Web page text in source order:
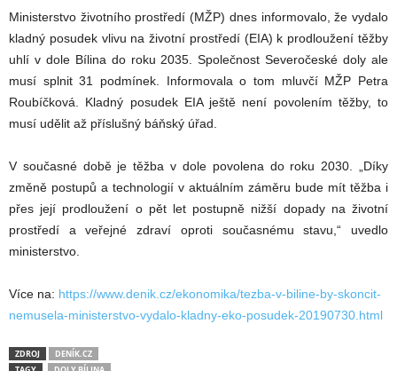
Ministerstvo životního prostředí (MŽP) dnes informovalo, že vydalo
kladný posudek vlivu na životní prostředí (EIA) k prodloužení těžby
uhlí v dole Bílina do roku 2035. Společnost Severočeské doly ale
musí splnit 31 podmínek. Informovala o tom mluvčí MŽP Petra
Roubíčková. Kladný posudek EIA ještě není povolením těžby, to
musí udělit až příslušný báňský úřad.
V současné době je těžba v dole povolena do roku 2030. „Díky
změně postupů a technologií v aktuálním záměru bude mít těžba i
přes její prodloužení o pět let postupně nižší dopady na životní
prostředí a veřejné zdraví oproti současnému stavu,“ uvedlo
ministerstvo.
Více na: https://www.denik.cz/ekonomika/tezba-v-biline-by-skoncit-
nemusela-ministerstvo-vydalo-kladny-eko-posudek-20190730.html
ZDROJ
DENÍK.CZ